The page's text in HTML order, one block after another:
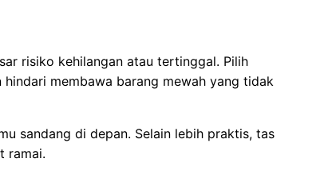
risiko kehilangan atau tertinggal. Pilih
membawa barang mewah yang tidak
sandang di depan. Selain lebih praktis, tas
ramai.